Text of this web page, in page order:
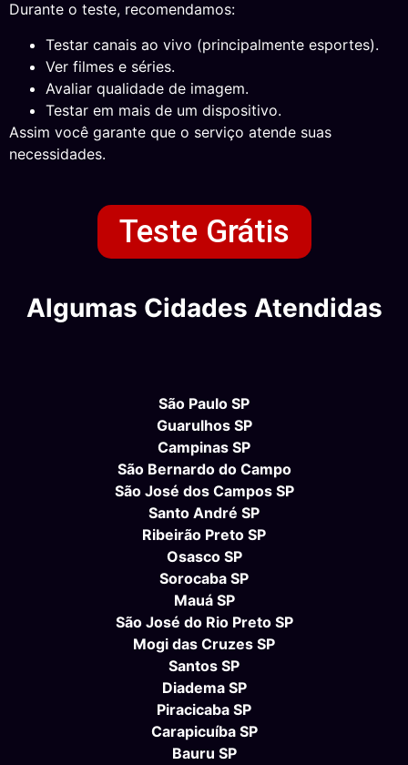
Durante o teste, recomendamos:
Testar canais ao vivo (principalmente esportes).
Ver filmes e séries.
Avaliar qualidade de imagem.
Testar em mais de um dispositivo.
Assim você garante que o serviço atende suas
necessidades.
Teste Grátis
Algumas Cidades Atendidas
São Paulo SP
Guarulhos SP
Campinas SP
São Bernardo do Campo
São José dos Campos SP
Santo André SP
Ribeirão Preto SP
Osasco SP
Sorocaba SP
Mauá SP
São José do Rio Preto SP
Mogi das Cruzes SP
Santos SP
Diadema SP
Piracicaba SP
Carapicuíba SP
Bauru SP